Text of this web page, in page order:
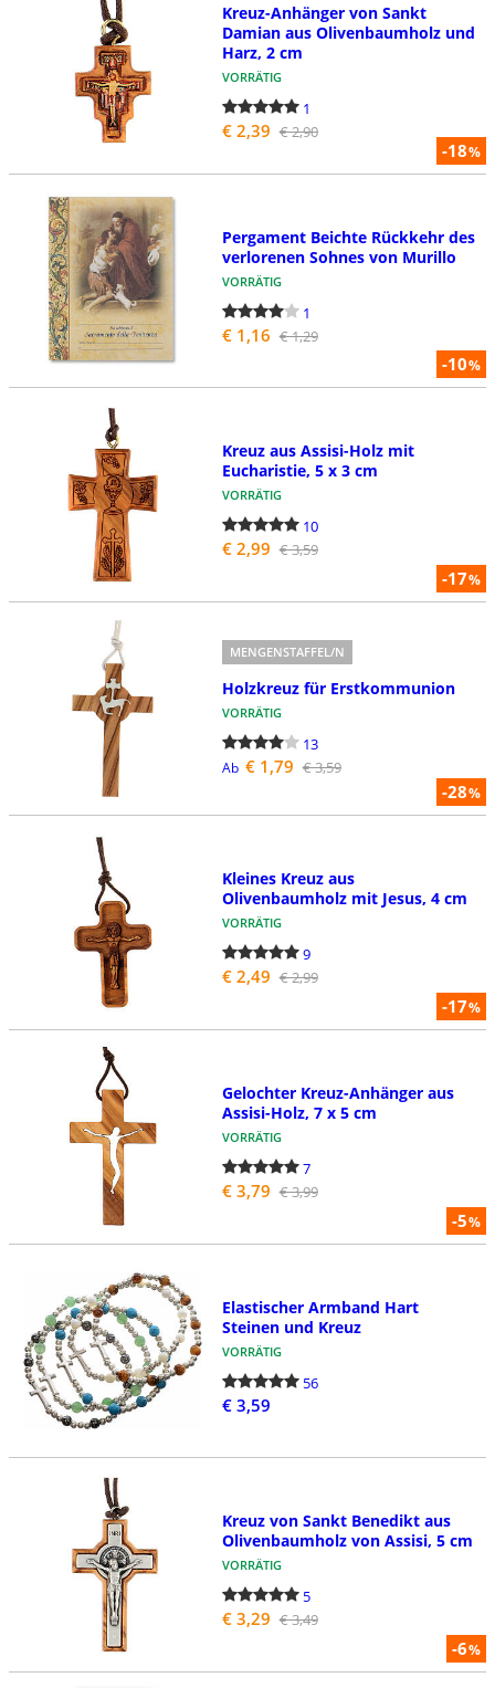
-18%
Kreuz-Anhänger von Sankt
Damian aus Olivenbaumholz und
Harz, 2 cm
VORRÄTIG
1
€ 2,39 € 2,90
-10%
Pergament Beichte Rückkehr des
verlorenen Sohnes von Murillo
VORRÄTIG
1
€ 1,16 € 1,29
-17%
Kreuz aus Assisi-Holz mit
Eucharistie, 5 x 3 cm
VORRÄTIG
10
€ 2,99 € 3,59
-28%
MENGENSTAFFEL/N
Holzkreuz für Erstkommunion
VORRÄTIG
13
Ab € 1,79 € 3,59
-17%
Kleines Kreuz aus
Olivenbaumholz mit Jesus, 4 cm
VORRÄTIG
9
€ 2,49 € 2,99
-5%
Gelochter Kreuz-Anhänger aus
Assisi-Holz, 7 x 5 cm
VORRÄTIG
7
€ 3,79 € 3,99
Elastischer Armband Hart
Steinen und Kreuz
VORRÄTIG
56
€ 3,59
-6%
Kreuz von Sankt Benedikt aus
Olivenbaumholz von Assisi, 5 cm
VORRÄTIG
5
€ 3,29 € 3,49